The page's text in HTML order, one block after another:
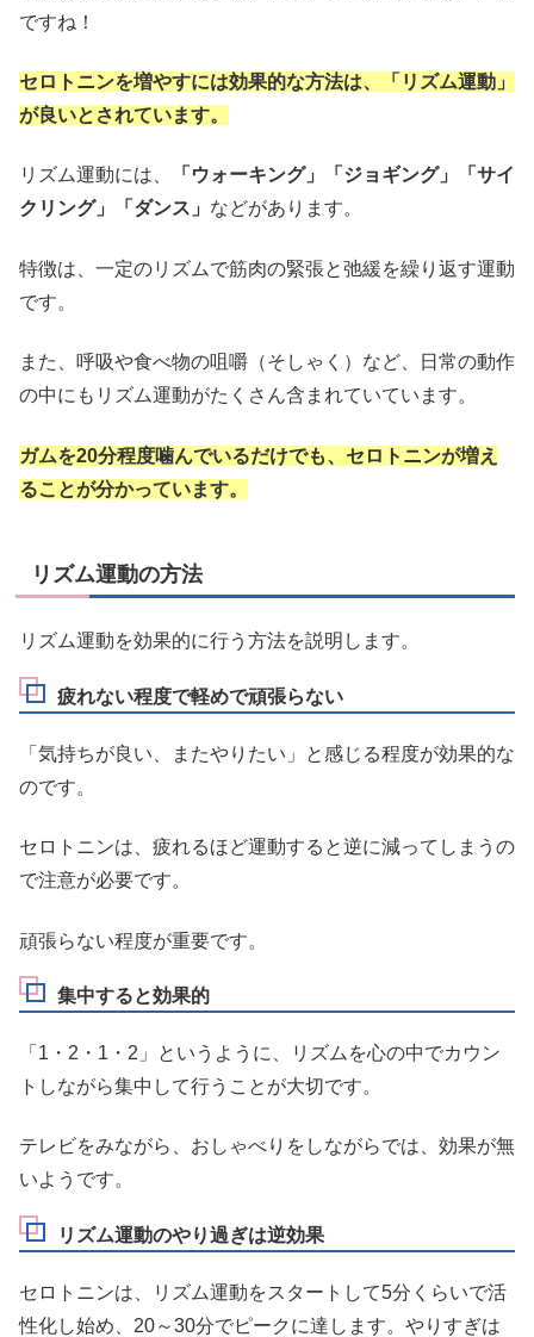
ですね！
セロトニンを増やすには効果的な方法は、「リズム運動」
が良いとされています。
リズム運動には、
「ウォーキング」「ジョギング」「サイ
クリング」「ダンス」 などがあります。
特徴は、一定のリズムで筋肉の緊張と弛緩を繰り返す運動
です。
また、呼吸や食べ物の咀嚼（そしゃく）など、日常の動作
の中にもリズム運動がたくさん含まれていています。
ガムを20分程度噛んでいるだけでも、セロトニンが増え
ることが分かっています。
リズム運動の方法
リズム運動を効果的に行う方法を説明します。
疲れない程度で軽めで頑張らない
「気持ちが良い、またやりたい」と感じる程度が効果的な
のです。
セロトニンは、疲れるほど運動すると逆に減ってしまうの
で注意が必要です。
頑張らない程度が重要です。
集中すると効果的
「1・2・1・2」というように、リズムを心の中でカウン
トしながら集中して行うことが大切です。
テレビをみながら、おしゃべりをしながらでは、効果が無
いようです。
リズム運動のやり過ぎは逆効果
セロトニンは、リズム運動をスタートして5分くらいで活
性化し始め、20～30分でピークに達します。やりすぎは